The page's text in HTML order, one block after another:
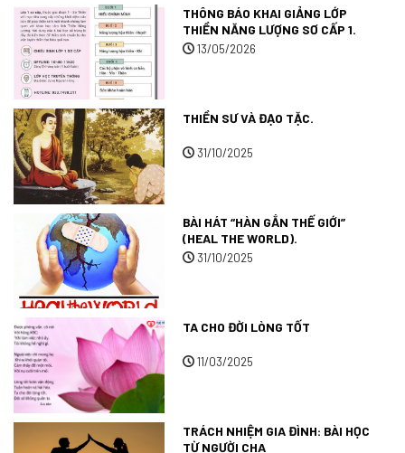
THÔNG BÁO KHAI GIẢNG LỚP
THIỀN NĂNG LƯỢNG SƠ CẤP 1.
13/05/2026
THIỀN SƯ VÀ ĐẠO TẶC.
31/10/2025
BÀI HÁT “HÀN GẮN THẾ GIỚI”
(HEAL THE WORLD).
31/10/2025
TA CHO ĐỜI LÒNG TỐT
11/03/2025
TRÁCH NHIỆM GIA ĐÌNH: BÀI HỌC
TỪ NGƯỜI CHA